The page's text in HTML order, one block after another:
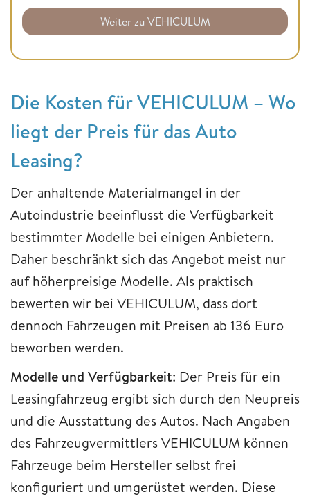
Weiter zu VEHICULUM
Die Kosten für VEHICULUM – Wo
liegt der Preis für das Auto
Leasing?
Der anhaltende Materialmangel in der
Autoindustrie beeinflusst die Verfügbarkeit
bestimmter Modelle bei einigen Anbietern.
Daher beschränkt sich das Angebot meist nur
auf höherpreisige Modelle. Als praktisch
bewerten wir bei VEHICULUM, dass dort
dennoch Fahrzeugen mit Preisen ab 136 Euro
beworben werden.
Modelle und Verfügbarkeit: Der Preis für ein
Leasingfahrzeug ergibt sich durch den Neupreis
und die Ausstattung des Autos. Nach Angaben
des Fahrzeugvermittlers VEHICULUM können
Fahrzeuge beim Hersteller selbst frei
konfiguriert und umgerüstet werden. Diese